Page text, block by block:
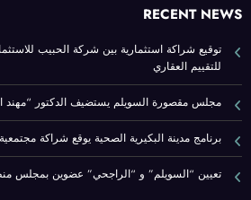
RECENT NEWS
توقيع شراكة استثمارية بين شركة الحبيب
للتقييم العقاري
مجلس مقصورة السويلم يستضيف الدكتور “مهند
برنامج مدينة البكيرية الصحية يوقع شراكة
تعيين “السويلم” و “الراجحي” عضوين بمجلس